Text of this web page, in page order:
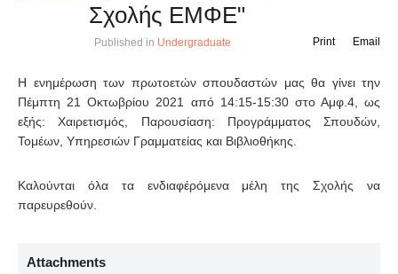
Σχολής ΕΜΦΕ"
Published in Undergraduate Email
Print
H ενημέρωση των πρωτοετών σπουδαστών μας θα γίνει την
Πέμπτη 21 Οκτωβρίου 2021 από 14:15-15:30 στο Αμφ.4, ως
εξής: Χαιρετισμός, Παρουσίαση: Προγράμματος Σπουδών,
Τομέων, Υπηρεσιών Γραμματείας και Βιβλιοθήκης.
Καλούνται όλα τα ενδιαφέρόμενα μέλη της Σχολής να
παρευρεθούν.
Attachments